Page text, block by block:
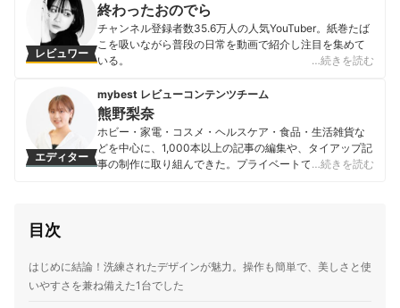
レビュワー
終わったおのでら
チャンネル登録者数35.6万人の人気YouTuber。紙巻たば
こを吸いながら普段の日常を動画で紹介し注目を集めて
いる。
…続きを読む
エディター
mybest レビューコンテンツチーム
熊野梨奈
ホビー・家電・コスメ・ヘルスケア・食品・生活雑貨な
どを中心に、1,000本以上の記事の編集や、タイアップ記
事の制作に取り組んできた。プライベートでも何かを買
…続きを読む
目次
はじめに結論！洗練されたデザインが魅力。操作も簡単で、美しさと使
いやすさを兼ね備えた1台でした